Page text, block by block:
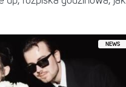
NEWS